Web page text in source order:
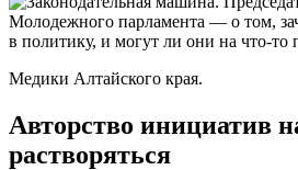
Медики Алтайского края.
Авторство инициатив
растворяться